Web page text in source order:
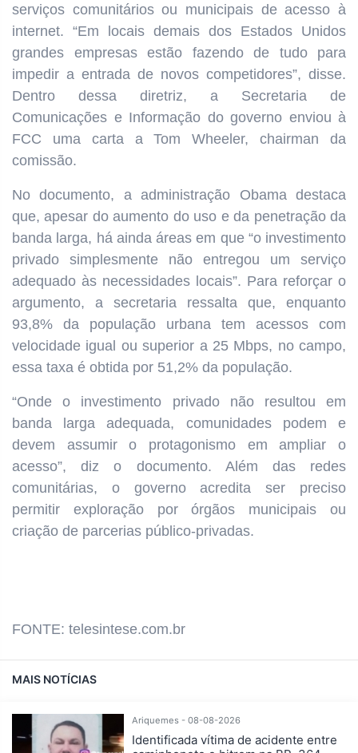
serviços comunitários ou municipais de acesso à
internet. “Em locais demais dos Estados Unidos
grandes empresas estão fazendo de tudo para
impedir a entrada de novos competidores”, disse.
Dentro dessa diretriz, a Secretaria de
Comunicações e Informação do governo enviou à
FCC uma carta a Tom Wheeler, chairman da
comissão.
No documento, a administração Obama destaca
que, apesar do aumento do uso e da penetração da
banda larga, há ainda áreas em que “o investimento
privado simplesmente não entregou um serviço
adequado às necessidades locais”. Para reforçar o
argumento, a secretaria ressalta que, enquanto
93,8% da população urbana tem acessos com
velocidade igual ou superior a 25 Mbps, no campo,
essa taxa é obtida por 51,2% da população.
“Onde o investimento privado não resultou em
banda larga adequada, comunidades podem e
devem assumir o protagonismo em ampliar o
acesso”, diz o documento. Além das redes
comunitárias, o governo acredita ser preciso
permitir exploração por órgãos municipais ou
criação de parcerias público-privadas.
FONTE: telesintese.com.br
MAIS NOTÍCIAS
Ariquemes - 08-08-2026
Identificada vítima de acidente entre